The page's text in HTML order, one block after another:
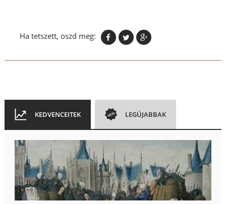
Ha tetszett, oszd meg:
KEDVENCEITEK LEGÚJABBAK